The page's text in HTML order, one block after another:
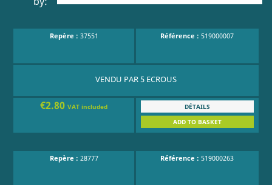
Repère : 37551 Référence : 519000007
VENDU PAR 5 ECROUS
€2.80VAT included
DÉTAILS
ADD TO BASKET
Repère : 28777 Référence : 519000263